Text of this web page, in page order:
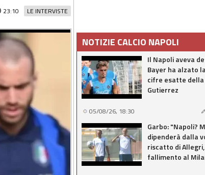
LE INTERVISTE
23:10
NOTIZIE CALCIO NAPOLI
Il Napoli aveva
Bayer ha alzato
cifre esatte della
Gutierrez
05/08/26, 18:30
Garbo: "Napoli?
dipenderà dalla
riscatto di
fallimento al